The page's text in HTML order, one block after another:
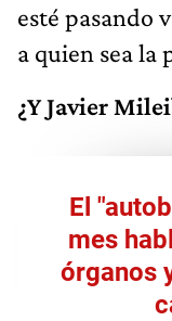
esté pasando
a quien sea la
¿Y Javier
El
mes
órganos